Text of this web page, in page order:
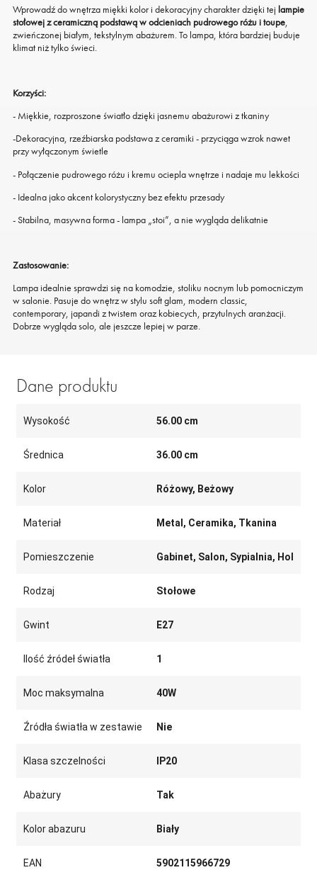
Wprowadź do wnętrza miękki kolor i dekoracyjny charakter dzięki tej lampie
stołowej z ceramiczną podstawą w odcieniach pudrowego różu i toupe,
zwieńczonej białym, tekstylnym abażurem. To lampa, która bardziej buduje
klimat niż tylko świeci.
Korzyści:
- Miękkie, rozproszone światło dzięki jasnemu abażurowi z tkaniny
-Dekoracyjna, rzeźbiarska podstawa z ceramiki - przyciąga wzrok nawet
przy wyłączonym świetle
- Połączenie pudrowego różu i kremu ociepla wnętrze i nadaje mu lekkości
- Idealna jako akcent kolorystyczny bez efektu przesady
- Stabilna, masywna forma - lampa „stoi”, a nie wygląda delikatnie
Zastosowanie:
Lampa idealnie sprawdzi się na komodzie, stoliku nocnym lub pomocniczym
w salonie. Pasuje do wnętrz w stylu soft glam, modern classic,
contemporary, japandi z twistem oraz kobiecych, przytulnych aranżacji.
Dobrze wygląda solo, ale jeszcze lepiej w parze.
Dane produktu
Wysokość 56.00 cm
Średnica 36.00 cm
Kolor Różowy, Beżowy
Materiał Metal, Ceramika, Tkanina
Pomieszczenie Gabinet, Salon, Sypialnia, Hol
Rodzaj Stołowe
Gwint E27
Ilość źródeł światła 1
Moc maksymalna 40W
Źródła światła w zestawie Nie
Klasa szczelności IP20
Abażury Tak
Kolor abazuru Biały
EAN 5902115966729